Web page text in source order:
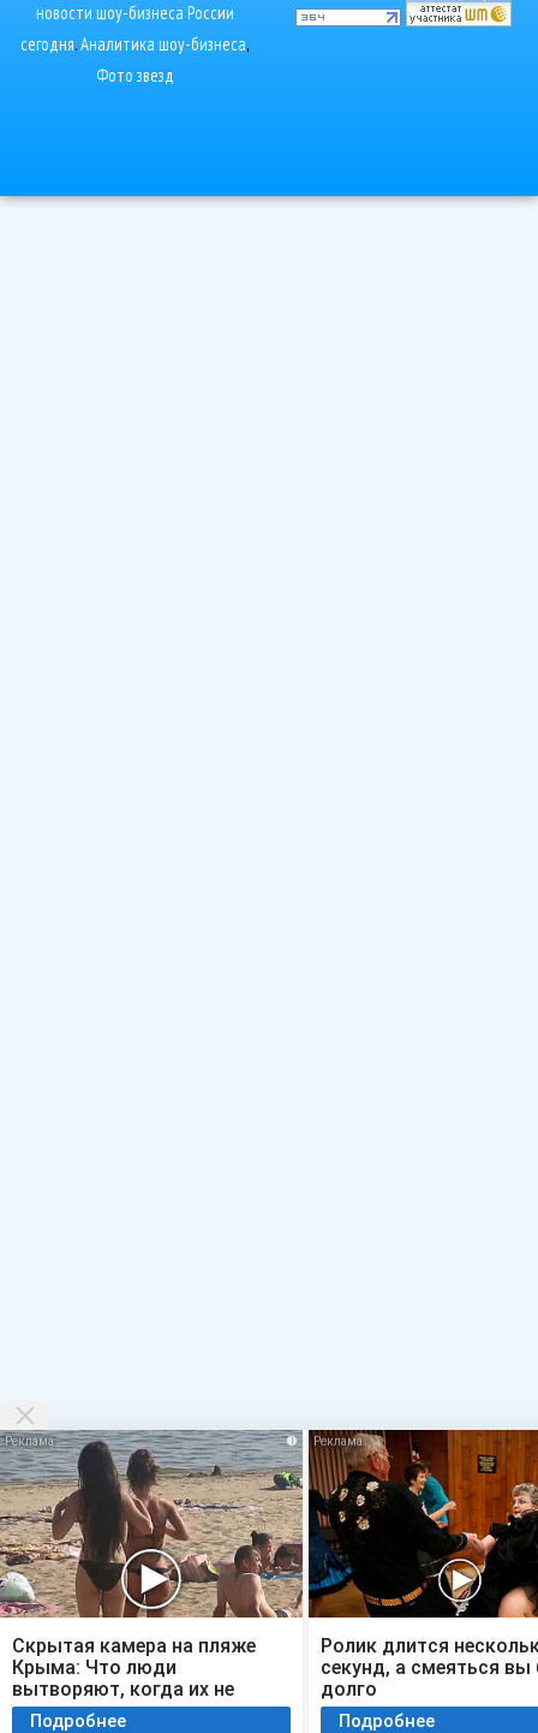
новости шоу-бизнеса России
сегодня.Аналитика шоу-бизнеса,
Фото звезд
i
Скрытая камера на пляже
Крыма: Что люди
вытворяют, когда их не
видят...
Подробнее
Ролик длится
секунд, а смеяться вы
долго
Подробнее